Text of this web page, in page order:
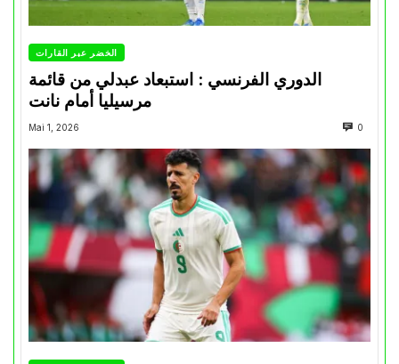
الخضر عبر القارات
الدوري الفرنسي : استبعاد عبدلي من قائمة
مرسيليا أمام نانت
Mai 1, 2026 0